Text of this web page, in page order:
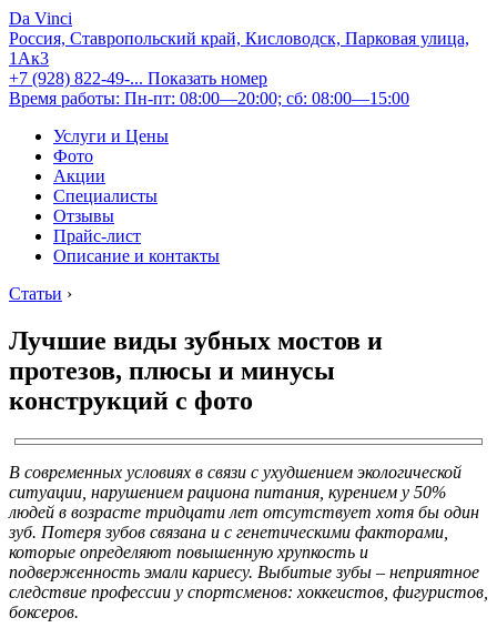
Da Vinci
Россия, Ставропольский край, Кисловодск, Парковая улица,
1Ак3
+7 (928) 822-49-... Показать номер
Время работы: Пн-пт: 08:00—20:00; сб: 08:00—15:00
Услуги и Цены
Фото
Акции
Специалисты
Отзывы
Прайс-лист
Описание и контакты
Статьи ›
Лучшие виды зубных мостов и
протезов, плюсы и минусы
конструкций с фото
В современных условиях в связи с ухудшением экологической
ситуации, нарушением рациона питания, курением у 50%
людей в возрасте тридцати лет отсутствует хотя бы один
зуб. Потеря зубов связана и с генетическими факторами,
которые определяют повышенную хрупкость и
подверженность эмали кариесу. Выбитые зубы – неприятное
следствие профессии у спортсменов: хоккеистов, фигуристов,
боксеров.